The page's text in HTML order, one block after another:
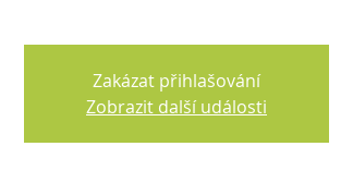
Zakázat přihlašování
Zobrazit další události